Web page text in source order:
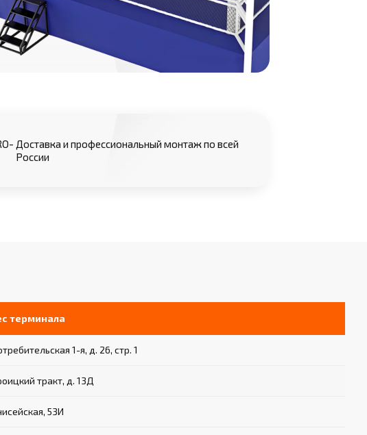
Доставка и профессиональный монтаж по всей
России
терминала
1-я, д. 26, стр. 1
тракт, д. 13Д
53И